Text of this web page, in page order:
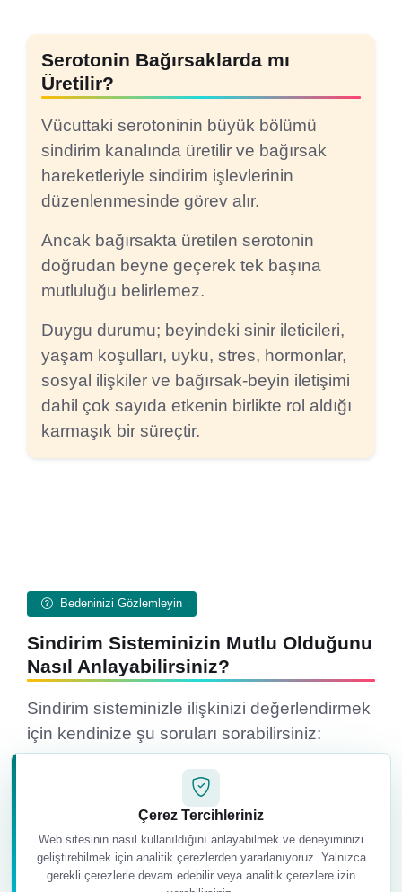
Serotonin Bağırsaklarda mı
Üretilir?
Vücuttaki serotoninin büyük bölümü
sindirim kanalında üretilir ve bağırsak
hareketleriyle sindirim işlevlerinin
düzenlenmesinde görev alır.
Ancak bağırsakta üretilen serotonin
doğrudan beyne geçerek tek başına
mutluluğu belirlemez.
Duygu durumu; beyindeki sinir ileticileri,
yaşam koşulları, uyku, stres, hormonlar,
sosyal ilişkiler ve bağırsak-beyin iletişimi
dahil çok sayıda etkenin birlikte rol aldığı
karmaşık bir süreçtir.
Bedeninizi Gözlemleyin
Sindirim Sisteminizin Mutlu Olduğunu
Nasıl Anlayabilirsiniz?
Sindirim sisteminizle ilişkinizi değerlendirmek
için kendinize şu soruları sorabilirsiniz:
Çerez Tercihleriniz
Web sitesinin nasıl kullanıldığını anlayabilmek ve deneyiminizi
geliştirebilmek için analitik çerezlerden yararlanıyoruz. Yalnızca
gerekli çerezlerle devam edebilir veya analitik çerezlere izin